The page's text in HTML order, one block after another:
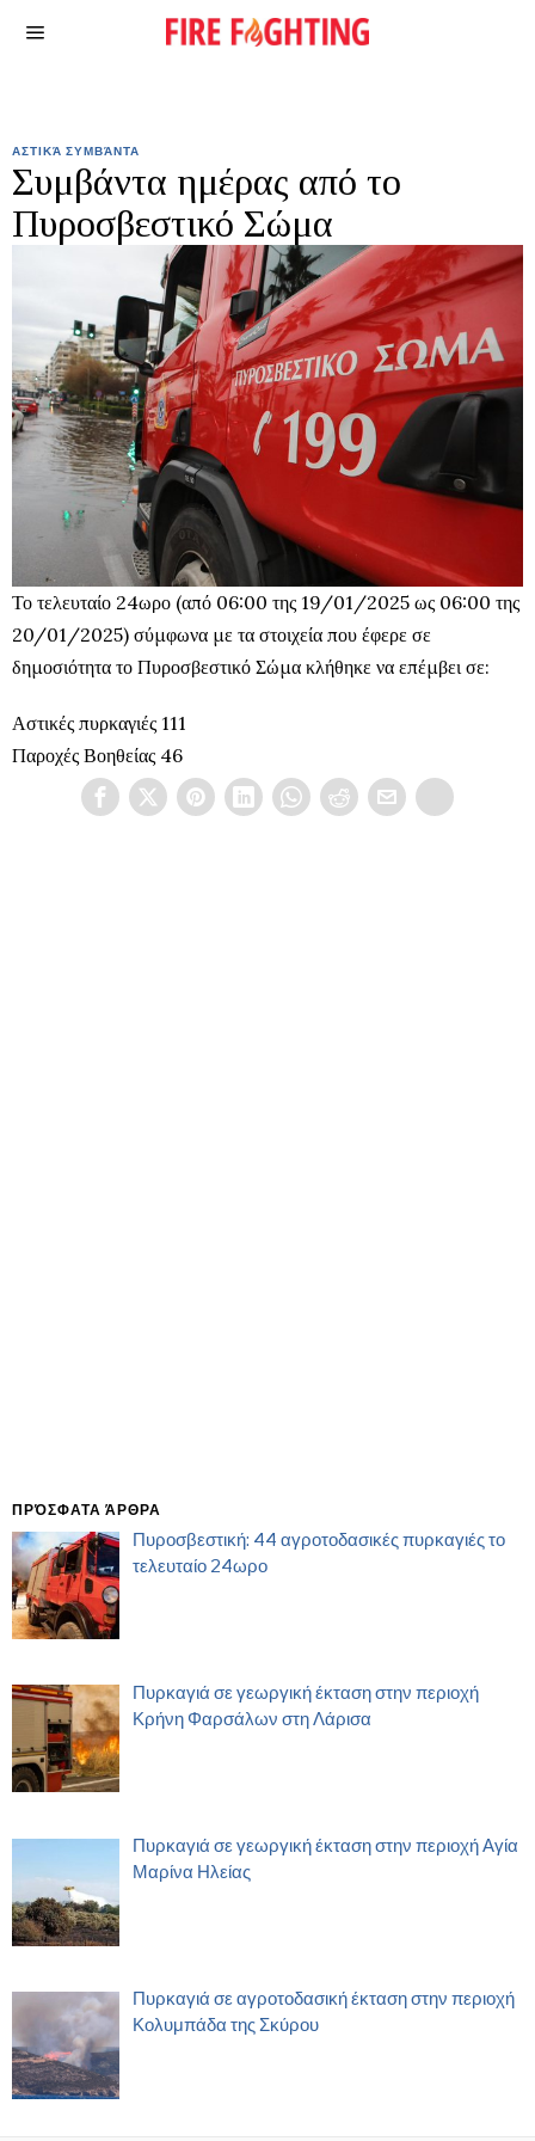
ΑΣΤΙΚΆ ΣΥΜΒΆΝΤΑ
Συμβάντα ημέρας από το
Πυροσβεστικό Σώμα
Το τελευταίο 24ωρο (από 06:00 της 19/01/2025 ως 06:00 της
20/01/2025) σύμφωνα με τα στοιχεία που έφερε σε
δημοσιότητα το Πυροσβεστικό Σώμα κλήθηκε να επέμβει σε:
Αστικές πυρκαγιές 111
Παροχές Βοηθείας 46
ΠΡΌΣΦΑΤΑ ΆΡΘΡΑ
Πυροσβεστική: 44 αγροτοδασικές πυρκαγιές το
τελευταίο 24ωρο
Πυρκαγιά σε γεωργική έκταση στην περιοχή
Κρήνη Φαρσάλων στη Λάρισα
Πυρκαγιά σε γεωργική έκταση στην περιοχή Αγία
Μαρίνα Ηλείας
Πυρκαγιά σε αγροτοδασική έκταση στην περιοχή
Κολυμπάδα της Σκύρου